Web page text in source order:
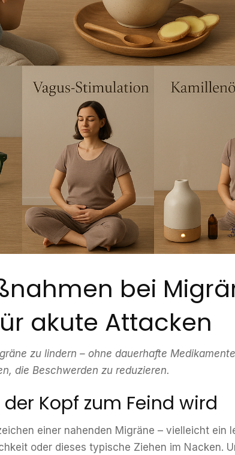
bei
akute Attacken
zu lindern – ohne dauerhafte
die Beschwerden zu reduzieren.
Kopf zum Feind wird
einer nahenden Migräne – vielleicht ein
oder dieses typische Ziehen im Nacken.